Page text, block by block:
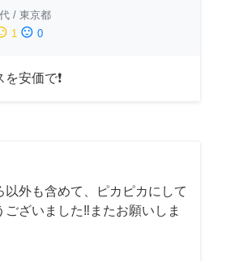
/ 東京都
1 sentiment_dissatisfied 0
安価で❗
以外も含めて、ピカピカにして
ざいました‼️またお願いしま